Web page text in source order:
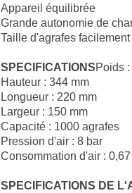
Appareil équilibrée
Grande autonomie de
Taille d'agrafes
SPECIFICATIONSPoids
Hauteur : 344 mm
Longueur : 220 mm
Largeur : 150 mm
Capacité : 1000 agrafes
Pression d'air : 8 bar
Consommation d'air :
SPECIFICATIONS DE